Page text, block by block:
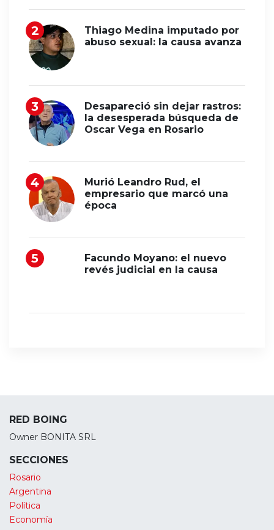
Thiago Medina imputado por
abuso sexual: la causa avanza
Desapareció sin dejar rastros:
la desesperada búsqueda de
Oscar Vega en Rosario
Murió Leandro Rud, el
empresario que marcó una
época
Facundo Moyano: el nuevo
revés judicial en la causa
RED BOING
Owner BONITA SRL
SECCIONES
Rosario
Argentina
Política
Economía